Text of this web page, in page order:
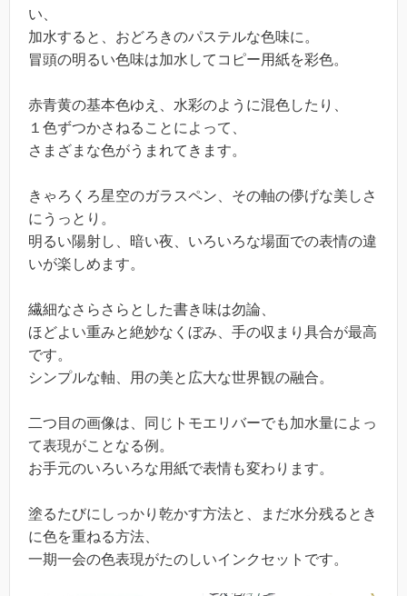
い、
加水すると、おどろきのパステルな色味に。
冒頭の明るい色味は加水してコピー用紙を彩色。
赤青黄の基本色ゆえ、水彩のように混色したり、
１色ずつかさねることによって、
さまざまな色がうまれてきます。
きゃろくろ星空のガラスペン、その軸の儚げな美しさ
にうっとり。
明るい陽射し、暗い夜、いろいろな場面での表情の違
いが楽しめます。
繊細なさらさらとした書き味は勿論、
ほどよい重みと絶妙なくぼみ、手の収まり具合が最高
です。
シンプルな軸、用の美と広大な世界観の融合。
二つ目の画像は、同じトモエリバーでも加水量によっ
て表現がことなる例。
お手元のいろいろな用紙で表情も変わります。
塗るたびにしっかり乾かす方法と、まだ水分残るとき
に色を重ねる方法、
一期一会の色表現がたのしいインクセットです。